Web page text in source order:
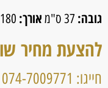
גובה: אורך:
להצעת מחיר
חייגו: 074-7009771